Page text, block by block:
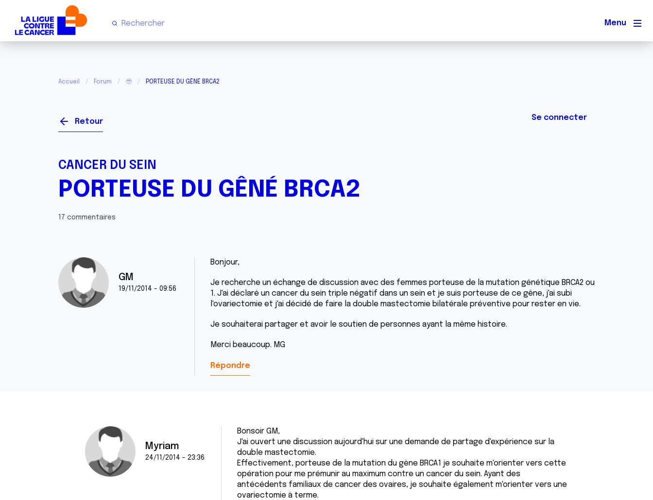
Menu
Accueil Forum 🥹 PORTEUSE DU GÊNÉ BRCA2
Retour Se connecter
CANCER DU SEIN
PORTEUSE DU GÊNÉ BRCA2
17 commentaires
GM
19/11/2014 - 09:56
Bonjour,
Je recherche un échange de discussion avec des femmes porteuse de la mutation génétique BRCA2 ou
1. J'ai déclaré un cancer du sein triple négatif dans un sein et je suis porteuse de ce gêne, j'ai subi
l'ovariectomie et j'ai décidé de faire la double mastectomie bilatérale préventive pour rester en vie.
Je souhaiterai partager et avoir le soutien de personnes ayant la même histoire.
Merci beaucoup. MG
Répondre
Myriam
24/11/2014 - 23:36
Bonsoir GM,
J'ai ouvert une discussion aujourd'hui sur une demande de partage d'expérience sur la
double mastectomie.
Effectivement, porteuse de la mutation du gène BRCA1 je souhaite m'orienter vers cette
opération pour me prémunir au maximum contre un cancer du sein. Ayant des
antécédents familiaux de cancer des ovaires, je souhaite également m'orienter vers une
ovariectomie à terme.